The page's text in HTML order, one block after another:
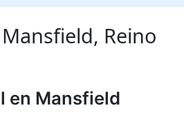
Reino
en Mansfield